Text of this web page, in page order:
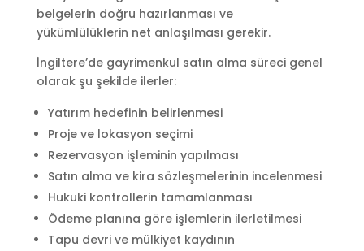
belgelerin doğru hazırlanması ve
yükümlülüklerin net anlaşılması gerekir.
İngiltere’de gayrimenkul satın alma süreci genel
olarak şu şekilde ilerler:
Yatırım hedefinin belirlenmesi
Proje ve lokasyon seçimi
Rezervasyon işleminin yapılması
Satın alma ve kira sözleşmelerinin incelenmesi
Hukuki kontrollerin tamamlanması
Ödeme planına göre işlemlerin ilerletilmesi
Tapu devri ve mülkiyet kaydının